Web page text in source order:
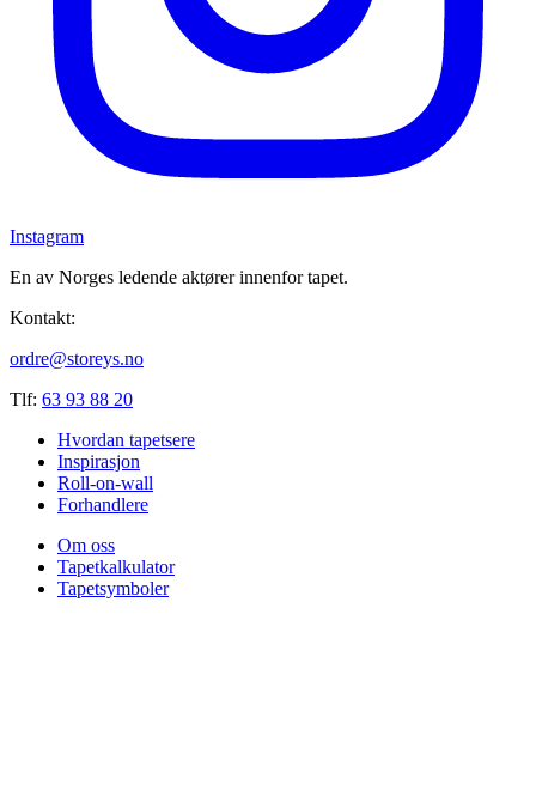
Instagram
En av Norges ledende aktører innenfor tapet.
Kontakt:
ordre@storeys.no
Tlf: 63 93 88 20
Hvordan tapetsere
Inspirasjon
Roll-on-wall
Forhandlere
Om oss
Tapetkalkulator
Tapetsymboler